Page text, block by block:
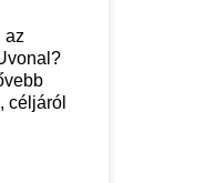
az
céljáról